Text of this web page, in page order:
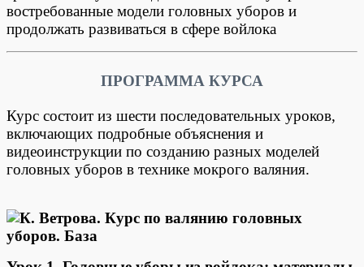
востребованные модели головных уборов и
продолжать развиваться в сфере войлока
ПРОГРАММА КУРСА
Курс состоит из шести последовательных уроков,
включающих подробные объяснения и
видеоинструкции по созданию разных моделей
головных уборов в технике мокрого валяния.